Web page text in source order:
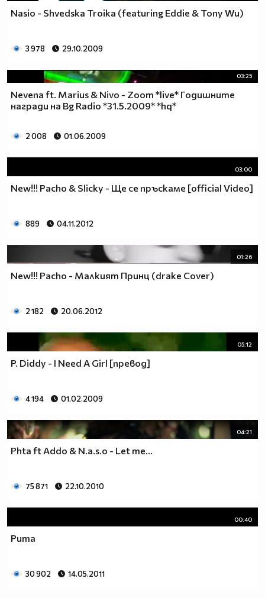
Nasio - Shvedska Troika (featuring Eddie & Tony Wu)
3 978 29.10.2009
03:25
Nevena ft. Marius & Nivo - Zoom *live* Годишните
награди на Bg Radio *31.5.2009* *hq*
2 008 01.06.2009
03:00
New!!! Pacho & Slicky - Ще се пръскаме [official Video]
889 04.11.2012
01:26
New!!! Pacho - Малкият Принц (drake Cover)
2 182 20.06.2012
05:12
P. Diddy - I Need A Girl [превод]
4 194 01.02.2009
04:21
Phta ft Addo & N.a.s.o - Let me...
75 871 22.10.2010
00:40
Puma
30 902 14.05.2011